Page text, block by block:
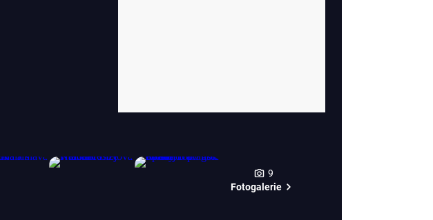
9
Fotogalerie